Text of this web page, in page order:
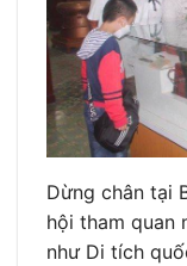
Dừng chân tại
hội tham quan
như Di tích